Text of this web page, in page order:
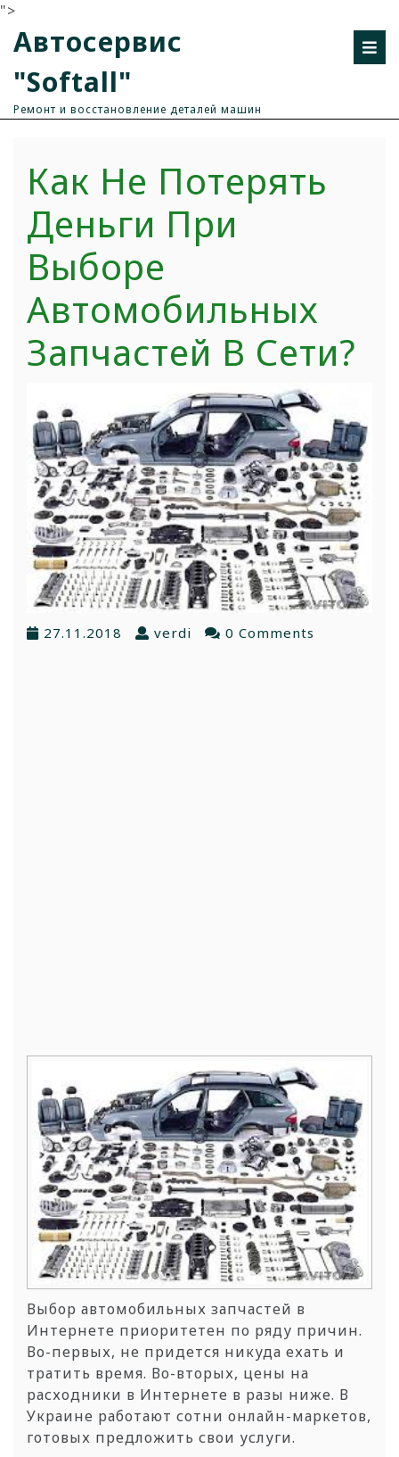
">
Автосервис
"Softall"
Ремонт и восстановление деталей машин
Как Не Потерять
Деньги При
Выборе
Автомобильных
Запчастей В Сети?
27.11.2018 verdi 0 Comments
Выбор автомобильных запчастей в
Интернете приоритетен по ряду причин.
Во-первых, не придется никуда ехать и
тратить время. Во-вторых, цены на
расходники в Интернете в разы ниже. В
Украине работают сотни онлайн-маркетов,
готовых предложить свои услуги.